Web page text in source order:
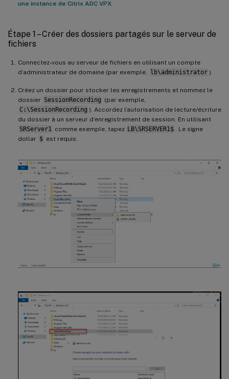
une instance de Citrix ADC VPX
Étape 1 – Créer des dossiers partagés sur le serveur de
fichiers
Connectez-vous au serveur de fichiers en utilisant un compte
d’administrateur de domaine (par exemple,
lb\administrator ).
Créez un dossier pour stocker les enregistrements et nommez le
dossier SessionRecording (par exemple,
C:\SessionRecording ). Accordez l’autorisation de lecture/écriture
du dossier à un serveur d’enregistrement de session. En utilisant
SRServer1
comme exemple, tapez LB\SRSERVER1$
. Le signe
dollar $ est requis.